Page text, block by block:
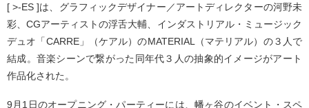
[ >-ES ]は、グラフィックデザイナー／アートディレクターの河野未
彩、CGアーティストの浮舌大輔、インダストリアル・ミュージック
デュオ「CARRE」（ケアル）のMATERIAL（マテリアル）の３人で
結成。音楽シーンで繋がった同年代３人の抽象的イメージがアート
作品化された。
9月1日のオープニング・パーティーには、幡ヶ谷のイベント・スペ